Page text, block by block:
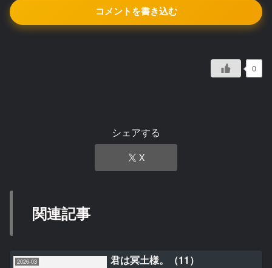
コメントを書き込む
0
シェアする
X
関連記事
2026-03 君は冥土様。（11）